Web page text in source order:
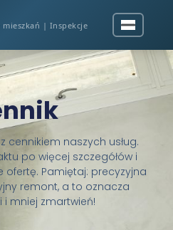
| Inspekcje
cennikiem naszych usług.
po więcej szczegółów i
Pamiętaj: precyzyjna
remont, a to oznacza
i mniej zmartwień!